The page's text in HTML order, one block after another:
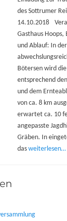
des Sottrumer
14.10.2018
Gasthaus Hoops,
und Ablauf: In der
Bötersen wird
entsprechend
und dem
von ca. 8 km
erwartet ca. 10
angepasste
Gräben. In
dasweiterlesen…